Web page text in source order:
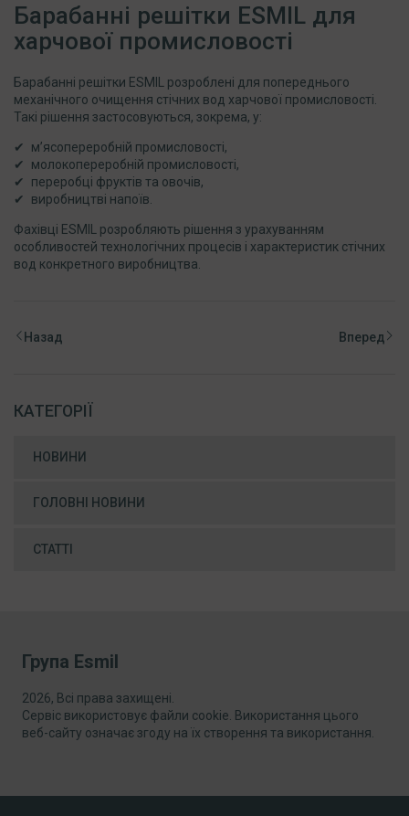
Барабанні решітки ESMIL для
харчової промисловості
Барабанні решітки ESMIL розроблені для попереднього
механічного очищення стічних вод харчової промисловості.
Такі рішення застосовуються, зокрема, у:
м’ясопереробній промисловості,
молокопереробній промисловості,
переробці фруктів та овочів,
виробництві напоїв.
Фахівці ESMIL розробляють рішення з урахуванням
особливостей технологічних процесів і характеристик стічних
вод конкретного виробництва.
Назад Вперед
КАТЕГОРІЇ
НОВИНИ
ГОЛОВНІ НОВИНИ
СТАТТІ
Група Esmil
2026, Всі права захищені.
Сервіс використовує файли cookie. Використання цього
веб-сайту означає згоду на їх створення та використання.